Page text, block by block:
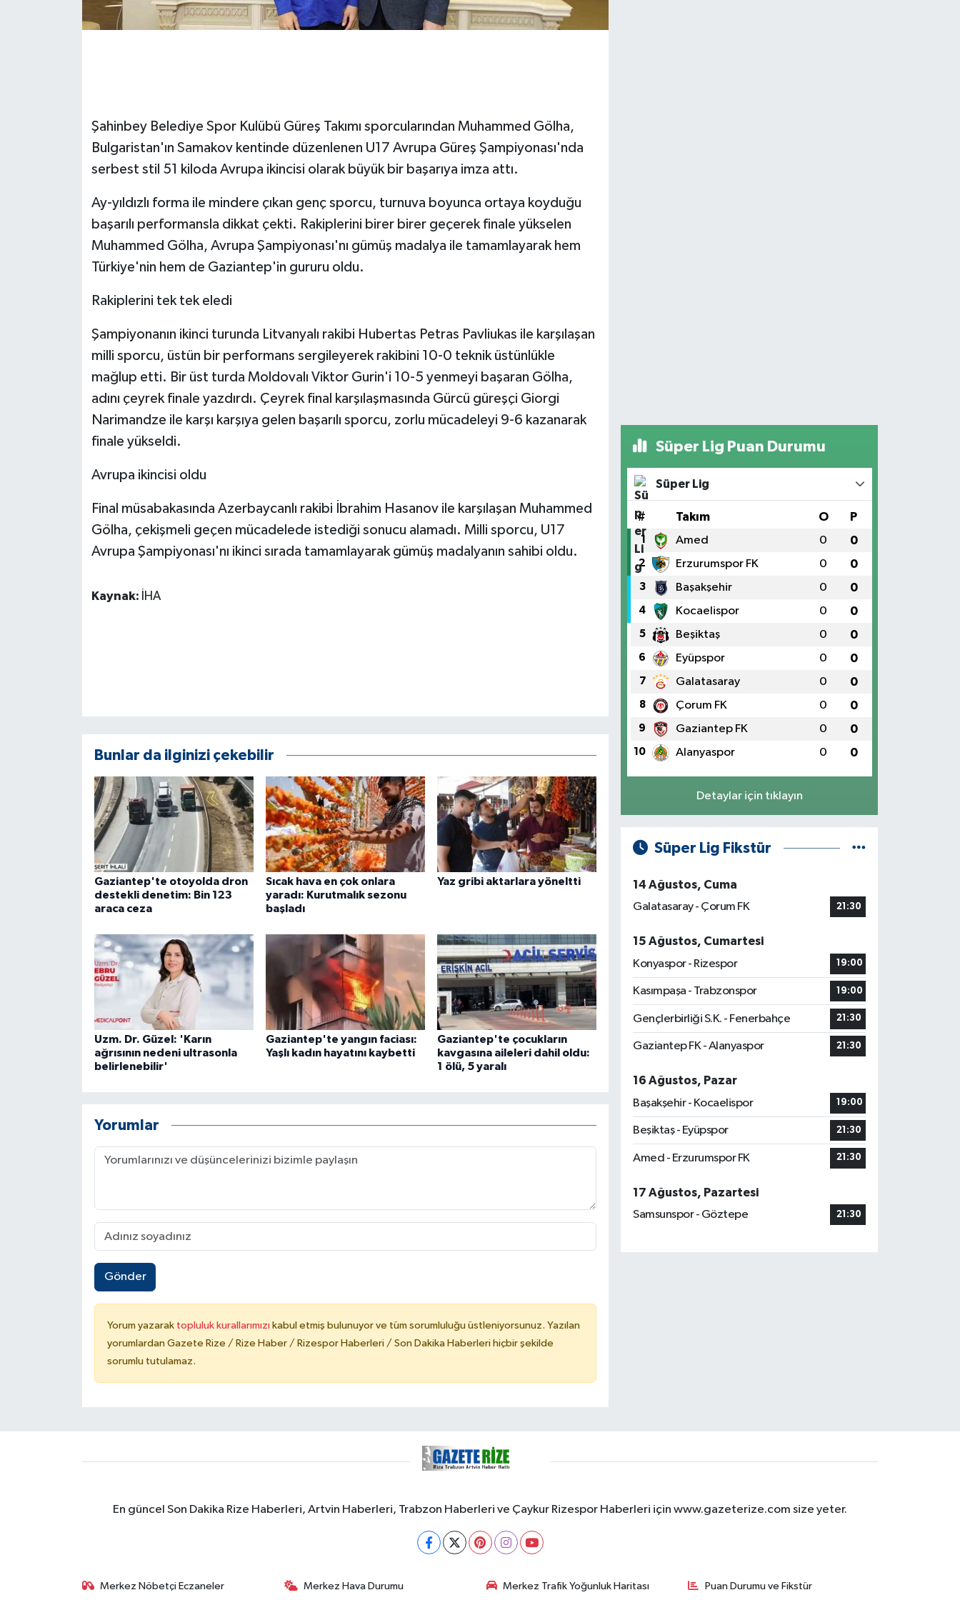
Şahinbey Belediye Spor Kulübü Güreş Takımı sporcularından Muhammed Gölha,
Bulgaristan'ın Samakov kentinde düzenlenen U17 Avrupa Güreş Şampiyonası'nda
serbest stil 51 kiloda Avrupa ikincisi olarak büyük bir başarıya imza attı.
Ay-yıldızlı forma ile mindere çıkan genç sporcu, turnuva boyunca ortaya koyduğu
başarılı performansla dikkat çekti. Rakiplerini birer birer geçerek finale yükselen
Muhammed Gölha, Avrupa Şampiyonası'nı gümüş madalya ile tamamlayarak hem
Türkiye'nin hem de Gaziantep'in gururu oldu.
Rakiplerini tek tek eledi
Şampiyonanın ikinci turunda Litvanyalı rakibi Hubertas Petras Pavliukas ile karşılaşan
milli sporcu, üstün bir performans sergileyerek rakibini 10-0 teknik üstünlükle
mağlup etti. Bir üst turda Moldovalı Viktor Gurin'i 10-5 yenmeyi başaran Gölha,
adını çeyrek finale yazdırdı. Çeyrek final karşılaşmasında Gürcü güreşçi Giorgi
Narimandze ile karşı karşıya gelen başarılı sporcu, zorlu mücadeleyi 9-6 kazanarak
finale yükseldi.
Avrupa ikincisi oldu
Final müsabakasında Azerbaycanlı rakibi İbrahim Hasanov ile karşılaşan Muhammed
Gölha, çekişmeli geçen mücadelede istediği sonucu alamadı. Milli sporcu, U17
Avrupa Şampiyonası'nı ikinci sırada tamamlayarak gümüş madalyanın sahibi oldu.
Kaynak: İHA
Bunlar da ilginizi çekebilir
Gaziantep'te otoyolda dron
destekli denetim: Bin 123
araca ceza
Sıcak hava en çok onlara
yaradı: Kurutmalık sezonu
başladı
Yaz gribi aktarlara yöneltti
Uzm. Dr. Güzel: 'Karın
ağrısının nedeni ultrasonla
belirlenebilir'
Gaziantep'te yangın faciası:
Yaşlı kadın hayatını kaybetti
Gaziantep'te çocukların
kavgasına aileleri dahil oldu:
1 ölü, 5 yaralı
Yorumlar
Gönder
Yorum yazarak topluluk kurallarımızı kabul etmiş bulunuyor ve tüm sorumluluğu üstleniyorsunuz. Yazılan
yorumlardan Gazete Rize / Rize Haber / Rizespor Haberleri / Son Dakika Haberleri hiçbir şekilde
sorumlu tutulamaz.
Süper Lig Puan Durumu
Süper Lig
# Takım O P
1 Amed 0 0
2 Erzurumspor FK 0 0
3 Başakşehir 0 0
4 Kocaelispor 0 0
5 Beşiktaş 0 0
6 Eyüpspor 0 0
7 Galatasaray 0 0
8 Çorum FK 0 0
9 Gaziantep FK 0 0
10 Alanyaspor 0 0
Detaylar için tıklayın
Süper Lig Fikstür
14 Ağustos, Cuma
Galatasaray - Çorum FK
21:30
15 Ağustos, Cumartesi
Konyaspor - Rizespor
19:00
Kasımpaşa - Trabzonspor 19:00
Gençlerbirliği S.K. - Fenerbahçe 21:30
Gaziantep FK - Alanyaspor 21:30
16 Ağustos, Pazar
Başakşehir - Kocaelispor
19:00
Beşiktaş - Eyüpspor 21:30
Amed - Erzurumspor FK 21:30
17 Ağustos, Pazartesi
Samsunspor - Göztepe
21:30
En güncel Son Dakika Rize Haberleri, Artvin Haberleri, Trabzon Haberleri ve Çaykur Rizespor Haberleri için www.gazeterize.com size yeter.
Merkez Nöbetçi Eczaneler Merkez Hava Durumu Merkez Trafik Yoğunluk Haritası Puan Durumu ve Fikstür
HABERDE İNSAN
Jandarma
MAGAZİN
Otomobil
POLİTİKA
SPOR HABERLERİ
Yerel Haberler